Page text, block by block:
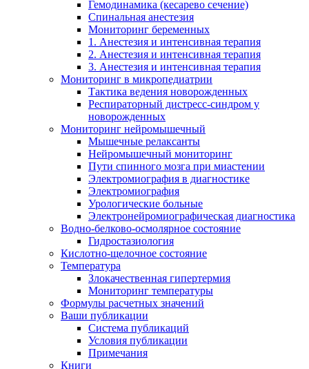
Гемодинамика (кесарево сечение)
Спинальная анестезия
Мониторинг беременных
1. Анестезия и интенсивная терапия
2. Анестезия и интенсивная терапия
3. Анестезия и интенсивная терапия
Мониторинг в микропедиатрии
Тактика ведения новорожденных
Респираторный дистресс-синдром у
новорожденных
Мониторинг нейромышечный
Мышечные релаксанты
Нейромышечный мониторинг
Пути спинного мозга при миастении
Электромиография в диагностике
Электромиография
Урологические больные
Электронейромиографическая диагностика
Водно-белково-осмолярное состояние
Гидростазиология
Кислотно-щелочное состояние
Температура
Злокачественная гипертермия
Мониторинг температуры
Формулы расчетных значений
Ваши публикации
Система публикаций
Условия публикации
Примечания
Книги